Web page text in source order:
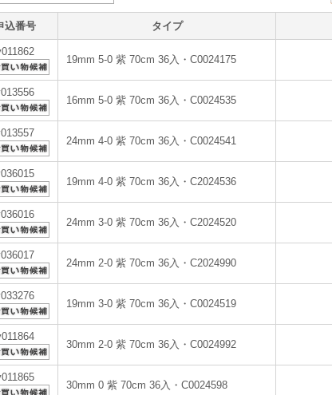
込番号 タイプ
19mm 5-0 紫 70cm 36入・C0024175
16mm 5-0 紫 70cm 36入・C0024535
24mm 4-0 紫 70cm 36入・C0024541
19mm 4-0 紫 70cm 36入・C2024536
24mm 3-0 紫 70cm 36入・C2024520
24mm 2-0 紫 70cm 36入・C2024990
19mm 3-0 紫 70cm 36入・C0024519
30mm 2-0 紫 70cm 36入・C0024992
30mm 0 紫 70cm 36入・C0024598